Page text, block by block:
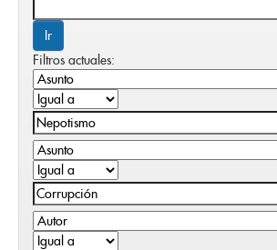
Filtros actuales: